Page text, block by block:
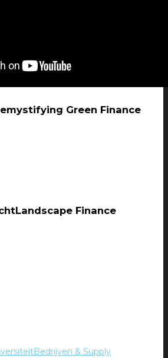
Green Finance
Landscape Finance
Bedrijven & Supply